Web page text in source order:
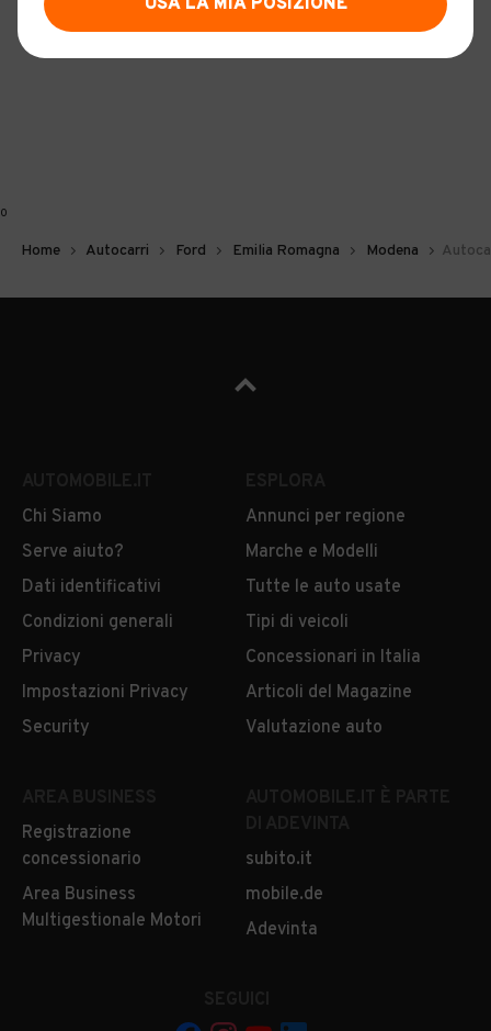
0
Home Autocarri Ford Emilia Romagna Modena
Chi Siamo
Serve aiuto?
Dati identificativi
Condizioni generali
Privacy
Impostazioni Privacy
Security
Annunci per regione
Marche e Modelli
Tutte le auto usate
Tipi di veicoli
Concessionari in Italia
Articoli del Magazine
Valutazione auto
Registrazione
concessionario
Area Business
Multigestionale Motori
subito.it
mobile.de
Adevinta
USA LA MIA POSIZIONE